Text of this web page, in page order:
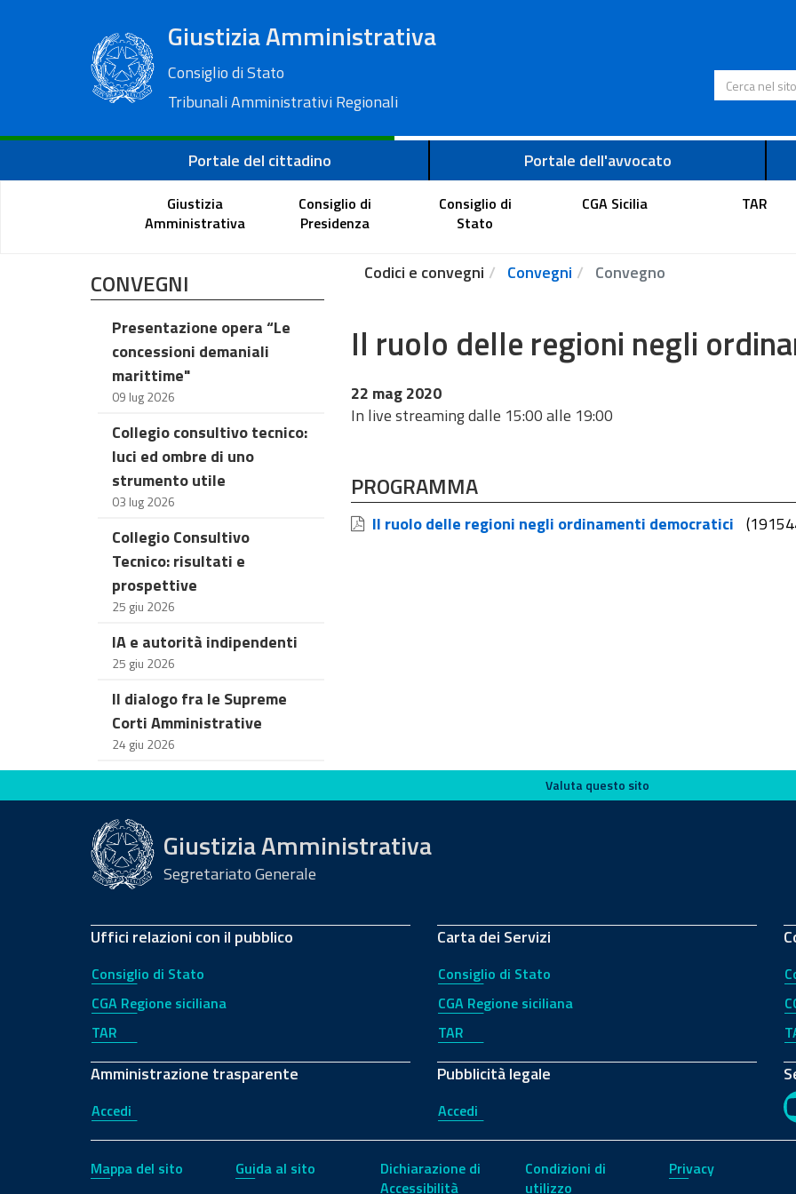
Giustizia Amministrativa
Consiglio di Stato
Tribunali Amministrativi Regionali
Cerca nel
Portale del cittadino Portale dell'avvocato
Giustizia
Amministrativa
Consiglio di
Presidenza
Consiglio di
Stato
CGA Sicilia TAR
CONVEGNI
Presentazione opera “Le
concessioni demaniali
marittime"
09 lug 2026
Collegio consultivo tecnico:
luci ed ombre di uno
strumento utile
03 lug 2026
Collegio Consultivo
Tecnico: risultati e
prospettive
25 giu 2026
IA e autorità indipendenti
25 giu 2026
Il dialogo fra le Supreme
Corti Amministrative
24 giu 2026
Codici e convegni Convegni Convegno
Il ruolo delle regioni negli
22 mag 2020
In live streaming dalle 15:00 alle 19:00
PROGRAMMA
Il ruolo delle regioni negli ordinamenti democratici
Valuta questo sito Valuta questo sito
Giustizia Amministrativa
Segretariato Generale
Uffici relazioni con il pubblico
Consiglio di Stato
CGA Regione siciliana
TAR
Amministrazione trasparente
Accedi
Carta dei Servizi
Consiglio di Stato
CGA Regione siciliana
TAR
Pubblicità legale
Accedi
Mappa del sito Guida al sito
Dichiarazione di
Accessibilità
Condizioni di
utilizzo
Privacy